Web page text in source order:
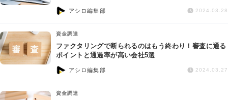
アシロ編集部 2024.03.28
資金調達
ファクタリングで断られるのはもう終わり！審査に通る
ポイントと通過率が高い会社5選
アシロ編集部 2024.03.27
資金調達